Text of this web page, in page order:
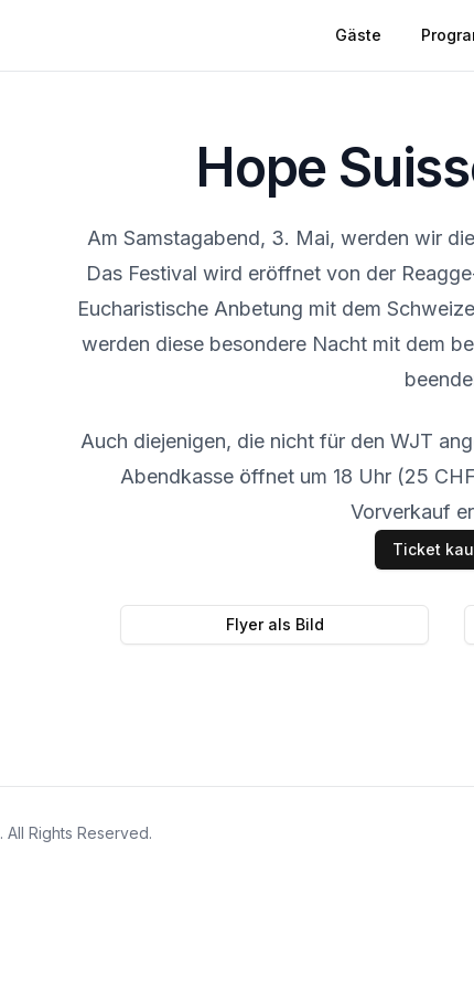
Gäste
Hope
Am Samstagabend, 3. Mai, werden wir
Das Festival wird eröffnet von der
Eucharistische Anbetung mit dem
werden diese besondere Nacht mit dem
Auch diejenigen, die nicht für den WJT
Abendkasse öffnet um 18 Uhr (25
Vorverkauf
Ticket
Flyer als Bild
. All Rights Reserved.